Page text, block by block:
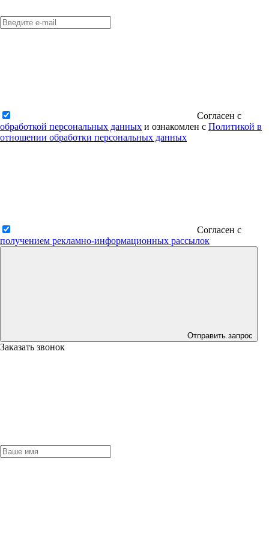
Согласен с
обработкой персональных данных и ознакомлен с Политикой в
отношении обработки персональных данных
Согласен с
получением рекламно-информационных рассылок
Отправить запрос
Заказать звонок